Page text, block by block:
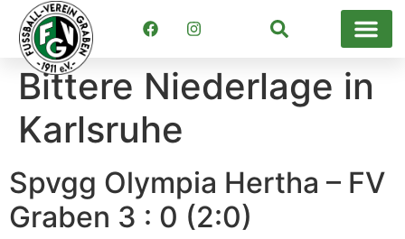
Suchen
Bittere Niederlage in
Karlsruhe
Spvgg Olympia Hertha – FV
Graben 3 : 0 (2:0)